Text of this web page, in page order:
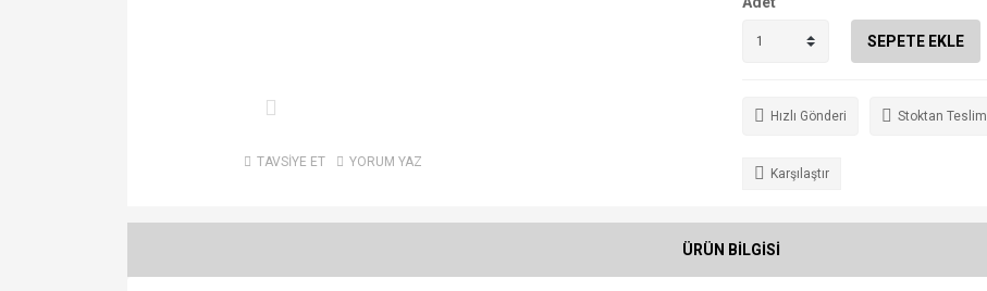
TAVSİYE ET YORUM YAZ
SEPETE EKLE
Hızlı Gönderi Stoktan Teslim
Karşılaştır
ÜRÜN BİLGİSİ